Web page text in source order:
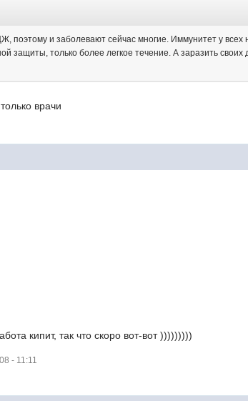
поэтому и заболевают сейчас многие. Иммунитет у всех
защиты, только более легкое течение. А заразить
врачи
кипит, так что скоро вот-вот )))))))))
- 11:11